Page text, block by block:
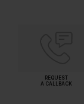
REQUEST
A CALLBACK